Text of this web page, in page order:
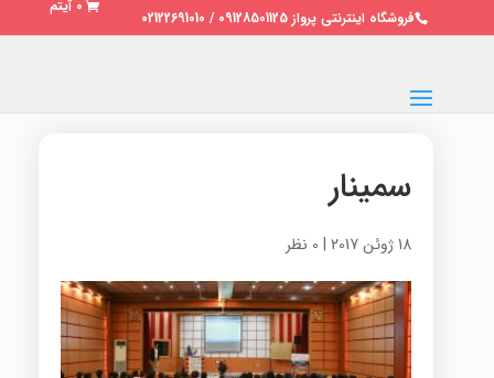
فروشگاه اینترنتی پرواز 09128501125 / 02122691010
0 آیتم
سمینار
18 ژوئن 2017 | 0 نظر